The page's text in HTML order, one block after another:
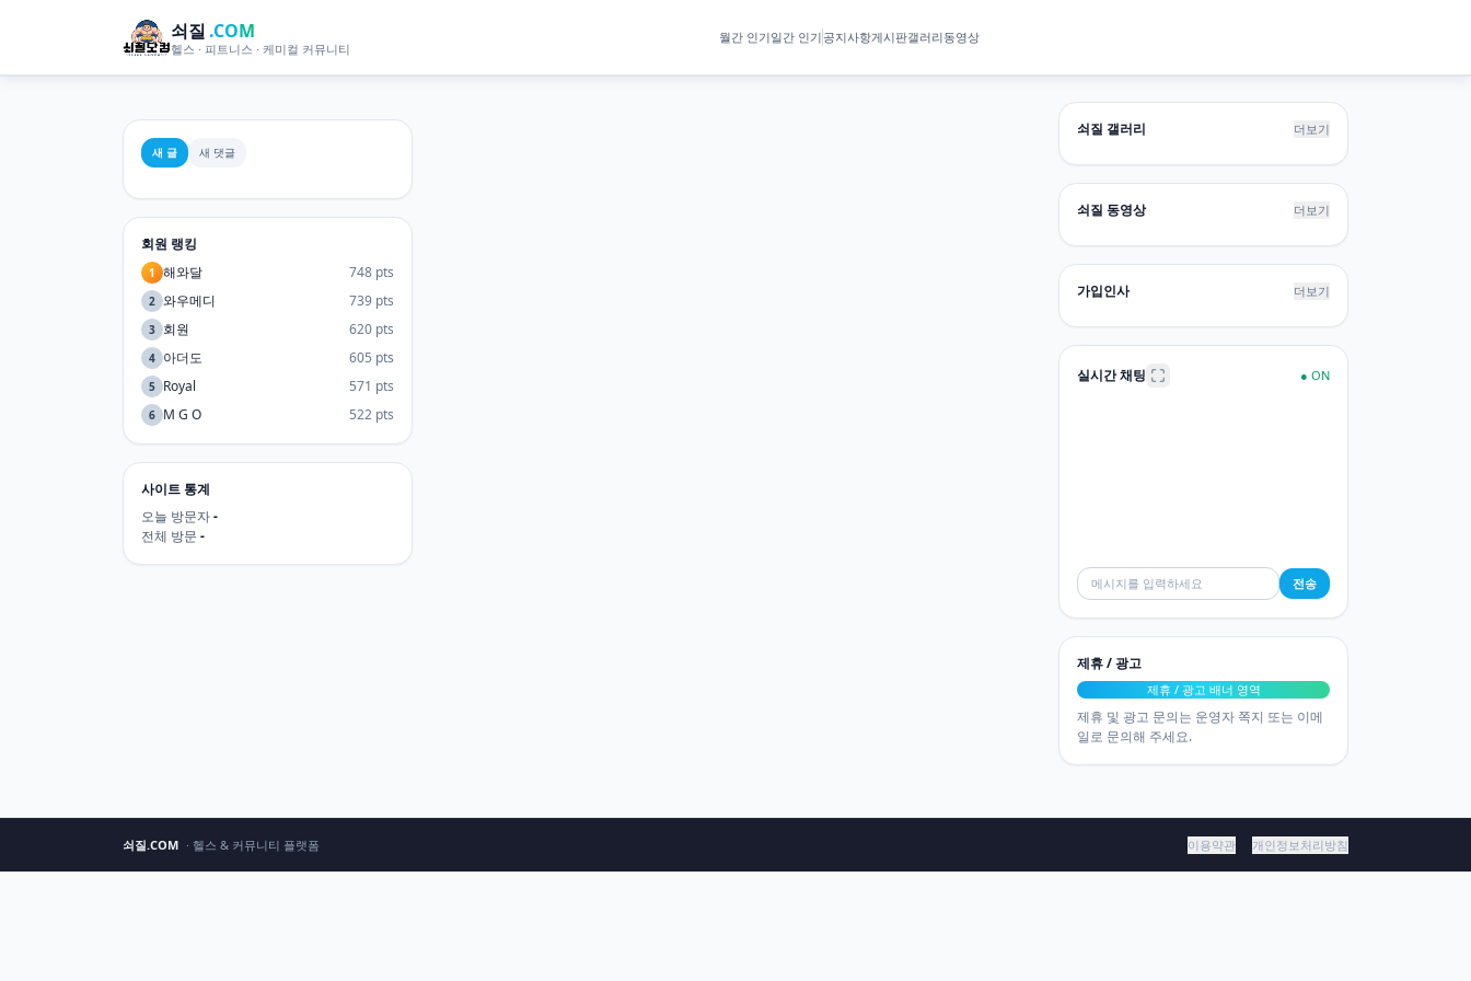
쇠질 .COM
헬스 · 피트니스 · 케미컬 커뮤니티
월간 인기일간 인기공지사항게시판갤러리동영상
새 글 새 댓글
회원 랭킹
1 해와달 748 pts
2 와우메디 739 pts
3 회원 620 pts
4 아더도 605 pts
5 Royal 571 pts
6 M G O 522 pts
사이트 통계
오늘 방문자-
전체 방문 -
쇠질 갤러리 더보기
쇠질 동영상 더보기
가입인사 더보기
실시간 채팅 ● ON
전송
제휴 / 광고
제휴 / 광고 배너 영역
제휴 및 광고 문의는 운영자 쪽지 또는 이메
일로 문의해 주세요.
쇠질.COM · 헬스 & 커뮤니티 플랫폼 이용약관 개인정보처리방침